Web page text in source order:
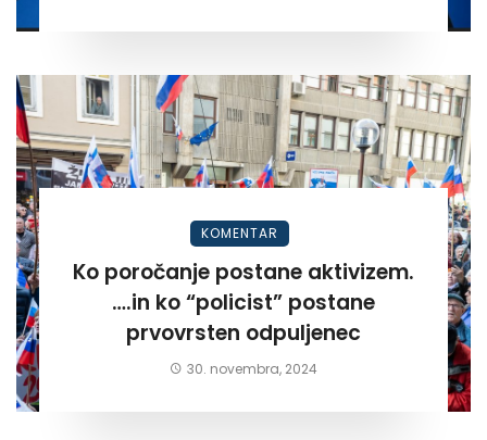
KOMENTAR
Ko poročanje postane aktivizem.
….in ko “policist” postane
prvovrsten odpuljenec
30. novembra, 2024